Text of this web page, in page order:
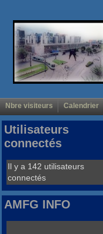
Nbre visiteurs Calendrier
Utilisateurs
connectés
Il y a 142 utilisateurs
connectés
AMFG INFO